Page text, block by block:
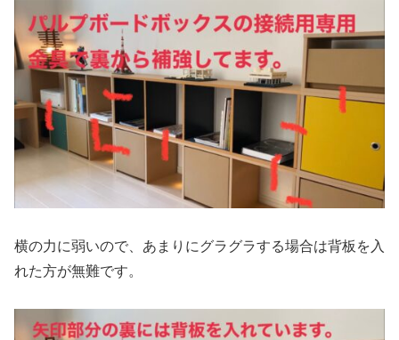
横の力に弱いので、あまりにグラグラする場合は背板を入
れた方が無難です。